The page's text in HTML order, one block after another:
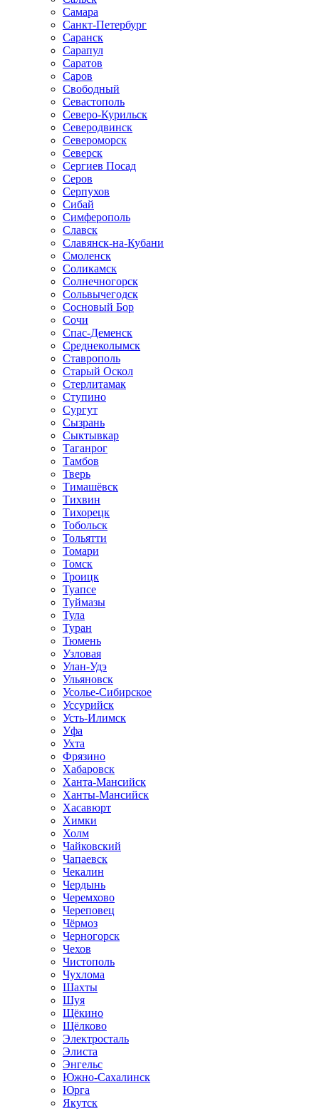
Самара
Санкт-Петербург
Саранск
Сарапул
Саратов
Саров
Свободный
Севастополь
Северо-Курильск
Северодвинск
Североморск
Северск
Сергиев Посад
Серов
Серпухов
Сибай
Симферополь
Славск
Славянск-на-Кубани
Смоленск
Соликамск
Солнечногорск
Сольвычегодск
Сосновый Бор
Сочи
Спас-Деменск
Среднеколымск
Ставрополь
Старый Оскол
Стерлитамак
Ступино
Сургут
Сызрань
Сыктывкар
Таганрог
Тамбов
Тверь
Тимашёвск
Тихвин
Тихорецк
Тобольск
Тольятти
Томари
Томск
Троицк
Туапсе
Туймазы
Тула
Туран
Тюмень
Узловая
Улан-Удэ
Ульяновск
Усолье-Сибирское
Уссурийск
Усть-Илимск
Уфа
Ухта
Фрязино
Хабаровск
Ханта-Мансийск
Ханты-Мансийск
Хасавюрт
Химки
Холм
Чайковский
Чапаевск
Чекалин
Чердынь
Черемхово
Череповец
Чёрмоз
Черногорск
Чехов
Чистополь
Чухлома
Шахты
Шуя
Щёкино
Щёлково
Электросталь
Элиста
Энгельс
Южно-Сахалинск
Юрга
Якутск